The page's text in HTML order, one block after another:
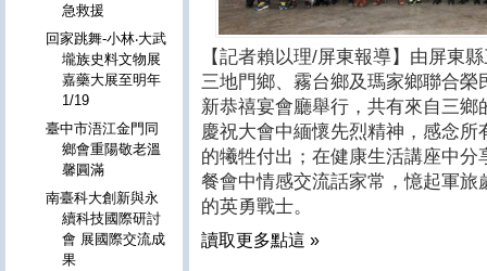
【記者賴以理/屏東報導】由屏東
三地門鄉、霧台鄉及瑪家鄉聯合榮
新恭禧宴會廳舉行，共有來自三鄉
慶祝大會中緬懷先烈精神，感念
的犧牲付出；在健康生活講座中
餐會中情感交流話家常，憶起軍
的英勇戰士。
讀取更多點這 »
急救援
回家跳舞-小林‧大武
壠族史料文物展
嘉藥大展至明年
1/19
臺中市浯江金門同
鄉會重陽敬老溫
馨圓滿
南臺科大創新與永
續科技國際研討
會 展國際交流成
果